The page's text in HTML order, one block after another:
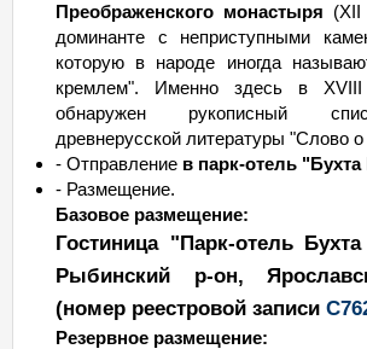
Преображенского монастыря (XII
доминанте с неприступными
которую в народе иногда
кремлем". Именно здесь в
обнаружен рукописный
древнерусской литературы "Слово о
- Отправление в парк-отель
- Размещение.
Базовое размещение:
Гостиница "Парк-отель
Рыбинский р-он,
(номер реестровой записи
Резервное размещение: